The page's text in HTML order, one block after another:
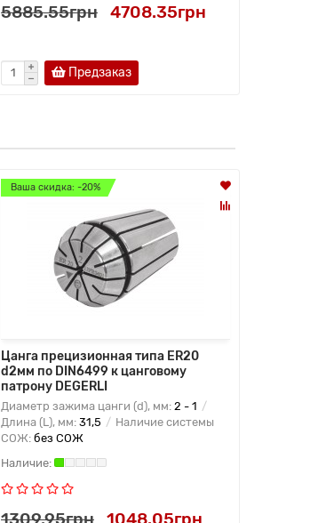
5885.55грн 4708.35грн
Предзаказ
Ваша скидка: -20%
Цанга прецизионная типа ER20
d2мм по DIN6499 к цанговому
патрону DEGERLI
Диаметр зажима цанги (d), мм: 2 - 1
Длина (L), мм: 31,5
Наличие системы
СОЖ: без СОЖ
1309.95грн 1048.05грн